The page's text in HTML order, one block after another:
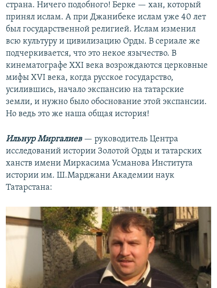
страна. Ничего подобного! Берке — хан, который
принял ислам. А при Джанибеке ислам уже 40 лет
был государственной религией. Ислам изменил
всю культуру и цивилизацию Орды. В сериале же
подчеркивается, что это некое язычество. В
кинематографе XXI века возрождаются церковные
мифы XVI века, когда русское государство,
усилившись, начало экспансию на татарские
земли, и нужно было обоснование этой экспансии.
Но ведь это же наша общая история!
Ильнур Миргалиев— руководитель Центра
исследований истории Золотой Орды и татарских
ханств имени Миркасима Усманова Института
истории им. Ш.Марджани Академии наук
Татарстана: